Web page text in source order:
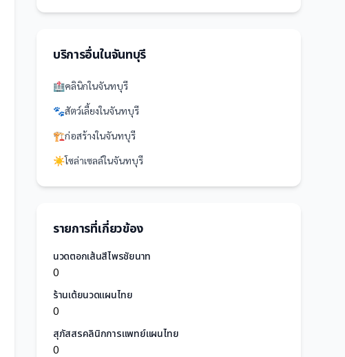
บริการอื่นในจันทบุรี
🏥คลินิกในจันทบุรี
🐾สัตว์เลี้ยงในจันทบุรี
🏗️ก่อสร้างในจันทบุรี
☀️โซล่าเซลล์ในจันทบุรี
รายการที่เกี่ยวข้อง
นวดตอกเส้นสีไพรชัยนาท
0
ร้านเต้ยนวดแผนไทย
0
สุภัสสรคลินิกการแพทย์แผนไทย
0